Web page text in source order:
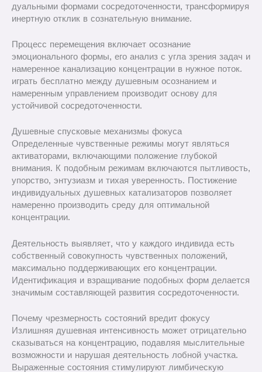
дуальными формами сосредоточенности, трансформируя
инертную отклик в сознательную внимание.
Процесс перемещения включает осознание
эмоционального формы, его анализ с угла зрения задач и
намеренное канализацию концентрации в нужное поток.
играть бесплатно между душевным осознанием и
намеренным управлением производит основу для
устойчивой сосредоточенности.
Душевные спусковые механизмы фокуса
Определенные чувственные режимы могут являться
активаторами, включающими положение глубокой
внимания. К подобным режимам включаются пытливость,
упорство, энтузиазм и тихая уверенность. Постижение
индивидуальных душевных катализаторов позволяет
намеренно производить среду для оптимальной
концентрации.
Деятельность выявляет, что у каждого индивида есть
собственный совокупность чувственных положений,
максимально поддерживающих его концентрации.
Идентификация и взращивание подобных форм делается
значимым составляющей развития сосредоточенности.
Почему чрезмерность состояний вредит фокусу
Излишняя душевная интенсивность может отрицательно
сказываться на концентрацию, подавляя мыслительные
возможности и нарушая деятельность лобной участка.
Выраженные состояния стимулируют лимбическую